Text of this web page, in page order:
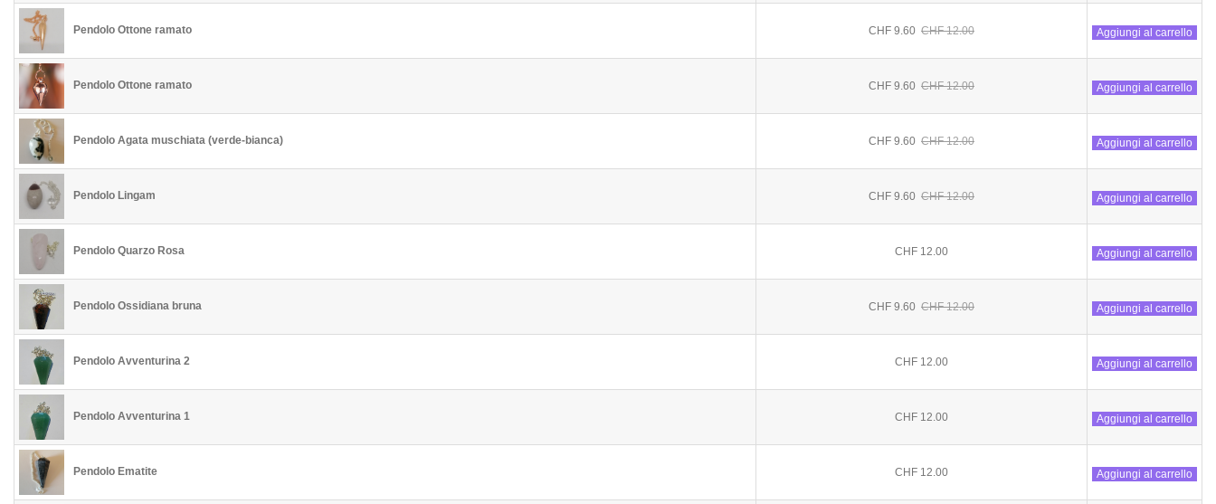
Pendolo Ottone ramato CHF 9.60 CHF 12.00 Aggiungi al carrello
Pendolo Ottone ramato CHF 9.60 CHF 12.00 Aggiungi al carrello
Pendolo Agata muschiata (verde-bianca) CHF 9.60 CHF 12.00 Aggiungi al carrello
Pendolo Lingam CHF 9.60 CHF 12.00 Aggiungi al carrello
Pendolo Quarzo Rosa CHF 12.00 Aggiungi al carrello
Pendolo Ossidiana bruna CHF 9.60 CHF 12.00 Aggiungi al carrello
Pendolo Avventurina 2 CHF 12.00 Aggiungi al carrello
Pendolo Avventurina 1 CHF 12.00 Aggiungi al carrello
Pendolo Ematite CHF 12.00 Aggiungi al carrello